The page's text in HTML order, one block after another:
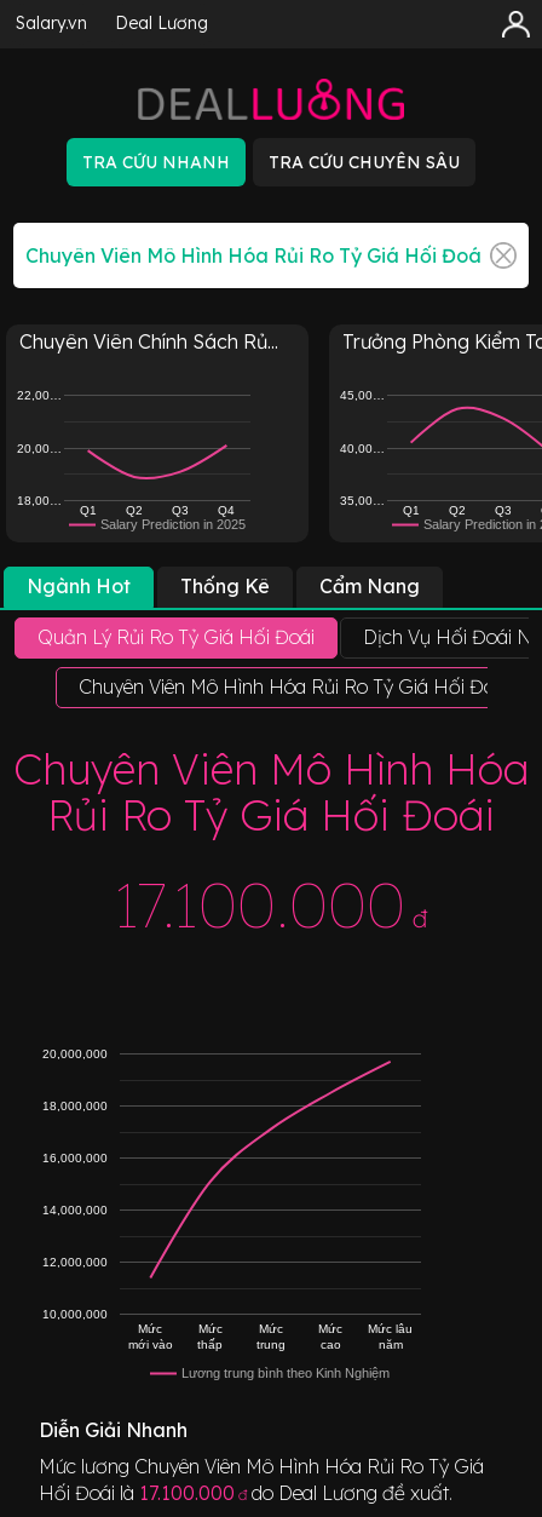
Salary.vn Deal Lương
Chuyên Viên Chính Sách Rủ...
Salary Prediction in 2025
Q1 Q2 Q3 Q4
18,00…
20,00…
22,00…
Trưởng Phòng Kiểm
Salary Prediction in
Q1 Q2 Q3
35,00…
40,00…
45,00…
Ngành Hot Thống Kê Cẩm Nang
Quản Lý Rủi Ro Tỷ Giá Hối Đoái Dịch Vụ Hối Đoái
Chuyên Viên Mô Hình Hóa Rủi Ro Tỷ Giá Hối Đoái
Chuyên Viên Mô Hình Hóa
Rủi Ro Tỷ Giá Hối Đoái
17.100.000 đ
Lương trung bình theo Kinh Nghiệm
Mức
mới vào
Mức
thấp
Mức
trung
Mức
cao
Mức lâu
năm
10,000,000
12,000,000
14,000,000
16,000,000
18,000,000
20,000,000
Diễn Giải Nhanh
Mức lương Chuyên Viên Mô Hình Hóa Rủi Ro Tỷ Giá
Hối Đoái là 17.100.000 đdo Deal Lương đề xuất.